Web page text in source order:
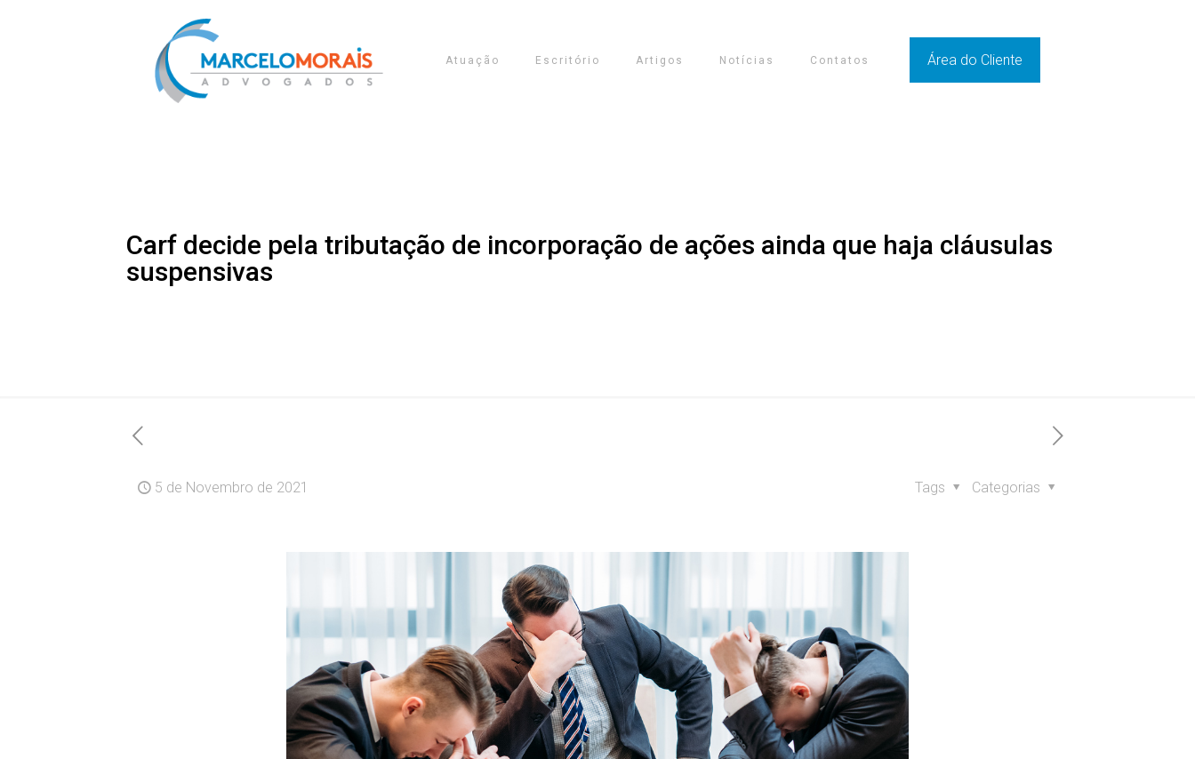
Atuação Escritório Artigos Notícias Contatos Área do Cliente
Carf decide pela tributação de incorporação de ações ainda que haja cláusulas
suspensivas
5 de Novembro de 2021 Categorias
Tags